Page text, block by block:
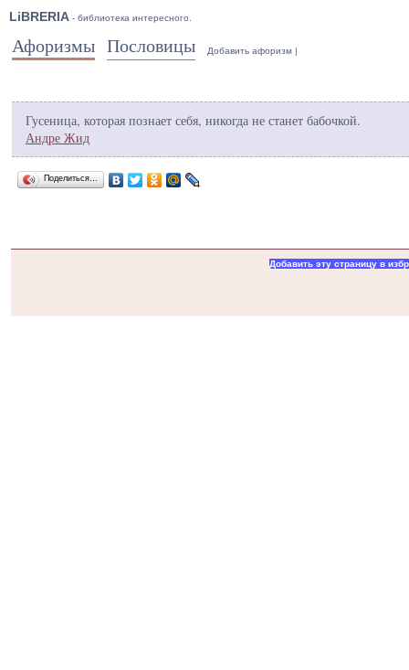
LiBRERIA - библиотека интересного.
Афоризмы Пословицы Добавить афоризм |
Гусеница, которая познает себя, никогда не станет бабочкой.
Андре Жид
Поделиться…
Добавить эту страницу в